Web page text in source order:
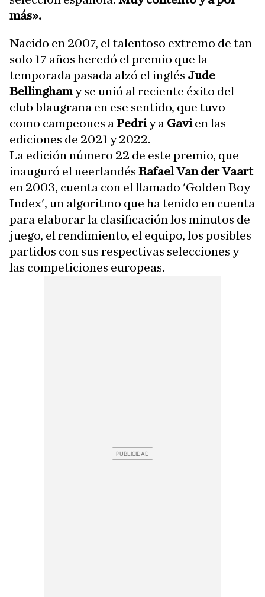
más».
Nacido en 2007, el talentoso extremo de tan
solo 17 años heredó el premio que la
temporada pasada alzó el inglés Jude
Bellinghamy se unió al reciente éxito del
club blaugrana en ese sentido, que tuvo
como campeones a Pedriy a Gavien las
ediciones de 2021 y 2022.
La edición número 22 de este premio, que
inauguró el neerlandés Rafael Van der Vaart
en 2003, cuenta con el llamado 'Golden Boy
Index', un algoritmo que ha tenido en cuenta
para elaborar la clasificación los minutos de
juego, el rendimiento, el equipo, los posibles
partidos con sus respectivas selecciones y
las competiciones europeas.